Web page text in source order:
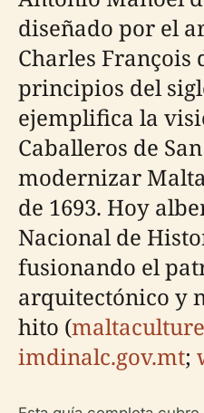
diseñado por el
Charles François
principios del
ejemplifica la
Caballeros de
modernizar
de 1693. Hoy
Nacional de
fusionando el
arquitectónico y
hito (
imdinalc.gov.mt;